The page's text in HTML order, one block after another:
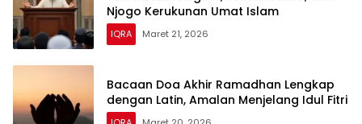
Njogo Kerukunan Umat Islam
IQRA Maret 21, 2026
Bacaan Doa Akhir Ramadhan Lengkap
dengan Latin, Amalan Menjelang Idul Fitri